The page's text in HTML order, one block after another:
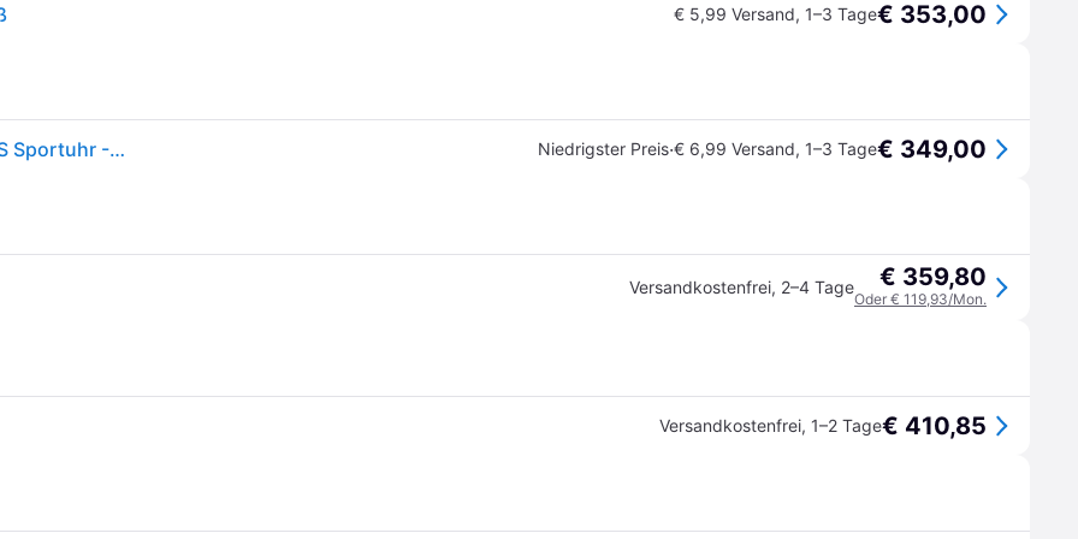
€ 5,99 Versand, 1–3 Tage€ 353,00
Garmin Forerunner 265S Music 42mm pink/grau GPS Sportuhr - Pink Niedrigster Preis·€ 6,99 Versand, 1–3 Tage€ 349,00
Versandkostenfrei, 2–4 Tage € 359,80
Oder € 119,93/Mon.
Versandkostenfrei, 1–2 Tage€ 410,85